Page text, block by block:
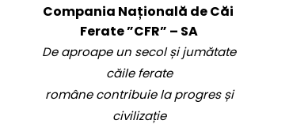
Compania Națională de Căi
Ferate ”CFR” – SA
De aproape un secol și jumătate
căile ferate
române contribuie la progres și
civilizație